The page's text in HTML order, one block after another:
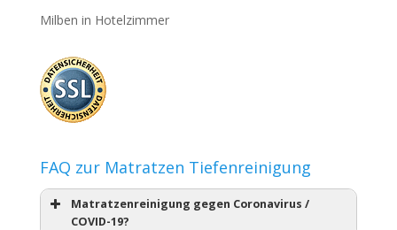
Milben in Hotelzimmer
FAQ zur Matratzen Tiefenreinigung
Matratzenreinigung gegen Coronavirus /
COVID-19?